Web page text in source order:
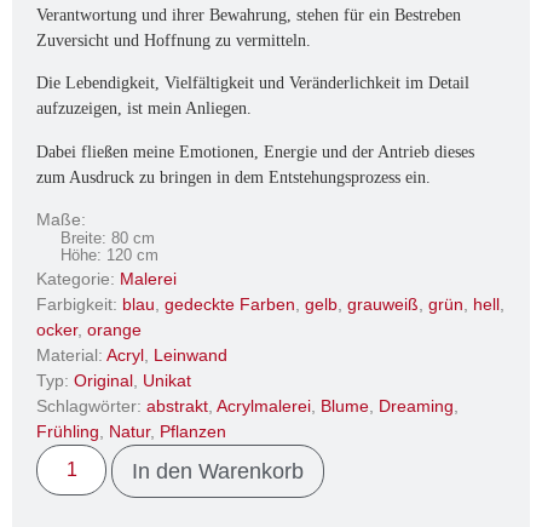
Verantwortung und ihrer Bewahrung, stehen für ein Bestreben
Zuversicht und Hoffnung zu vermitteln.
Die Lebendigkeit, Vielfältigkeit und Veränderlichkeit im Detail
aufzuzeigen, ist mein Anliegen.
Dabei fließen meine Emotionen, Energie und der Antrieb dieses
zum Ausdruck zu bringen in dem Entstehungsprozess ein.
Maße:
Breite: 80 cm
Höhe: 120 cm
Kategorie: Malerei
Farbigkeit: blau gedeckte Farben gelb grauweiß grün hell
ocker, orange
Material: Acryl Leinwand
Typ: Original Unikat
Schlagwörter: abstrakt Acrylmalerei Blume Dreaming
Frühling
Natur, Pflanzen
In den Warenkorb